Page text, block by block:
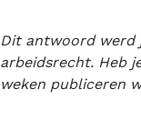
Dit antwoord werd
arbeidsrecht. Heb
weken publiceren